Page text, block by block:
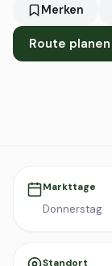
Merken
Route planen
Markttage
Donnerstag
Standort